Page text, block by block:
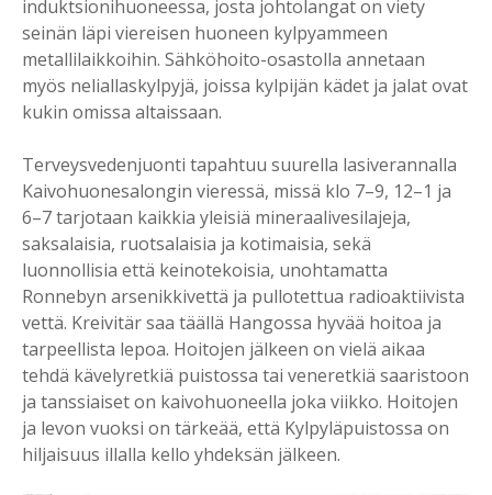
induktsionihuoneessa, josta johtolangat on viety
seinän läpi viereisen huoneen kylpyammeen
metallilaikkoihin. Sähköhoito-osastolla annetaan
myös neliallaskylpyjä, joissa kylpijän kädet ja jalat ovat
kukin omissa altaissaan.
Terveysvedenjuonti tapahtuu suurella lasiverannalla
Kaivohuonesalongin vieressä, missä klo 7–9, 12–1 ja
6–7 tarjotaan kaikkia yleisiä mineraalivesilajeja,
saksalaisia, ruotsalaisia ja kotimaisia, sekä
luonnollisia että keinotekoisia, unohtamatta
Ronnebyn arsenikkivettä ja pullotettua radioaktiivista
vettä. Kreivitär saa täällä Hangossa hyvää hoitoa ja
tarpeellista lepoa. Hoitojen jälkeen on vielä aikaa
tehdä kävelyretkiä puistossa tai veneretkiä saaristoon
ja tanssiaiset on kaivohuoneella joka viikko. Hoitojen
ja levon vuoksi on tärkeää, että Kylpyläpuistossa on
hiljaisuus illalla kello yhdeksän jälkeen.